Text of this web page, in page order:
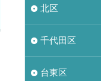
北区
千代田区
台東区